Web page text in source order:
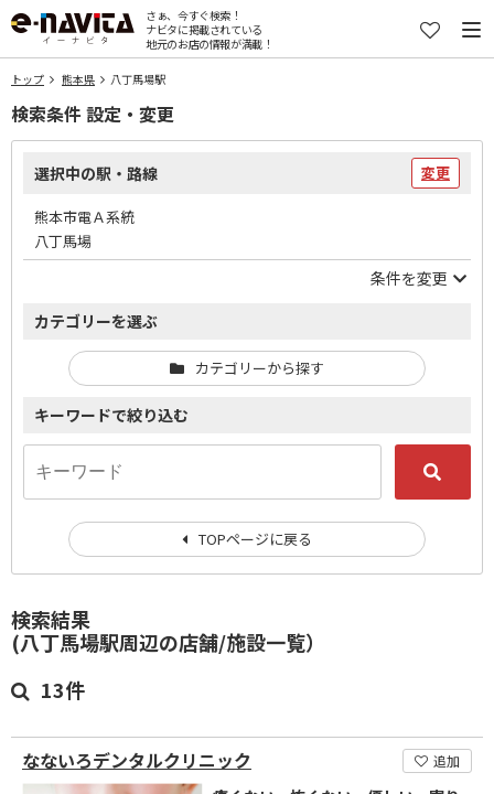
さぁ、今すぐ検索！
ナビタに掲載されている
地元のお店の情報が満載！
トップ 熊本県 八丁馬場駅
検索結果
(八丁馬場駅周辺の店舗/施設一覧）
13件
なないろデンタルクリニック 追加
検索条件 設定・変更
選択中の駅・路線 変更
熊本市電Ａ系統
八丁馬場
条件を変更
カテゴリーを選ぶ
カテゴリーから探す
キーワードで絞り込む
TOPページに戻る